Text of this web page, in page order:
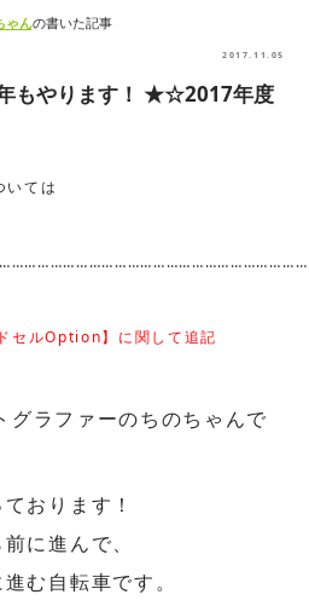
ゃんの書いた記事
2017.11.05
年もやります！ ★☆2017年度
いては
ルOption】に関して追記
ラファーのちのちゃんで
おります！
に進んで、
む自転車です。